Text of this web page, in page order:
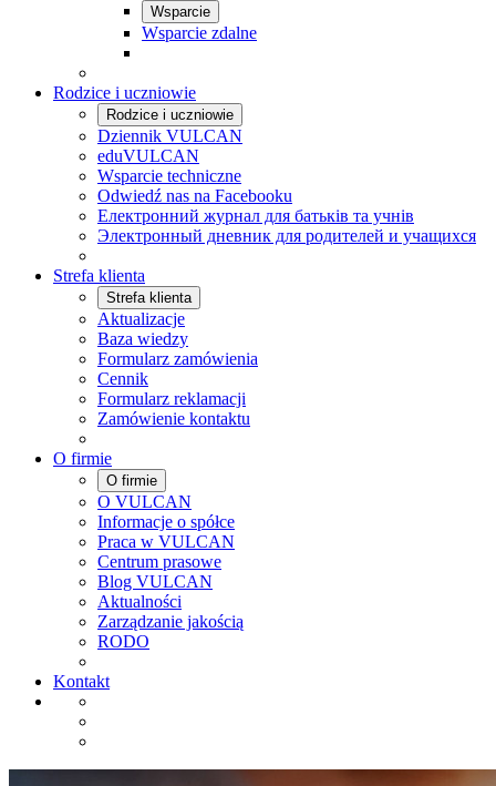
Wsparcie
Wsparcie zdalne
Rodzice i uczniowie
Rodzice i uczniowie
Dziennik VULCAN
eduVULCAN
Wsparcie techniczne
Odwiedź nas na Facebooku
Електронний журнал для батьків та учнів
Электронный дневник для родителей и учащихся
Strefa klienta
Strefa klienta
Aktualizacje
Baza wiedzy
Formularz zamówienia
Cennik
Formularz reklamacji
Zamówienie kontaktu
O firmie
O firmie
O VULCAN
Informacje o spółce
Praca w VULCAN
Centrum prasowe
Blog VULCAN
Aktualności
Zarządzanie jakością
RODO
Kontakt